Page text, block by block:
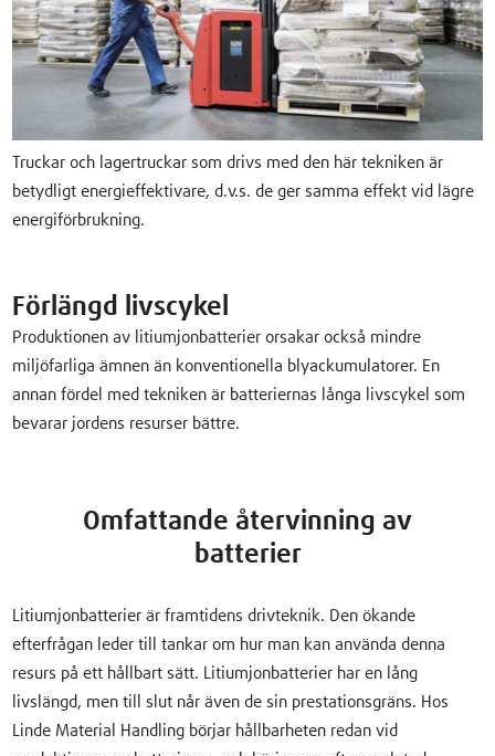
Truckar och lagertruckar som drivs med den här tekniken är
betydligt energieffektivare, d.v.s. de ger samma effekt vid lägre
energiförbrukning.
Förlängd livscykel
Produktionen av litiumjonbatterier orsakar också mindre
miljöfarliga ämnen än konventionella blyackumulatorer. En
annan fördel med tekniken är batteriernas långa livscykel som
bevarar jordens resurser bättre.
Omfattande återvinning av
batterier
Litiumjonbatterier är framtidens drivteknik. Den ökande
efterfrågan leder till tankar om hur man kan använda denna
resurs på ett hållbart sätt. Litiumjonbatterier har en lång
livslängd, men till slut når även de sin prestationsgräns. Hos
Linde Material Handling börjar hållbarheten redan vid